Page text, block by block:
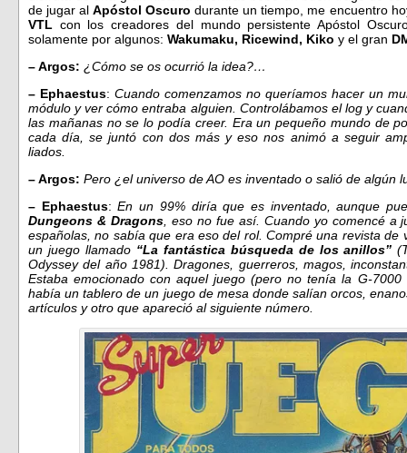
de jugar alApóstol Oscuro durante un tiempo, me encuentro
VTL con los creadores del mundo persistente Apóstol
solamente por algunos: Wakumaku, Ricewind, Kiko y el gran
– Argos: ¿Cómo se os ocurrió la idea?…
– Ephaestus: Cuando comenzamos no queríamos hacer un
módulo y ver cómo entraba alguien. Controlábamos el log y
las mañanas no se lo podía creer. Era un pequeño mundo de
cada día, se juntó con dos más y eso nos animó a seguir
liados.
– Argos: Pero ¿el universo de AO es inventado o salió de algún
– Ephaestus:En un 99% diría que es inventado, aunque
Dungeons & Dragons, eso no fue así. Cuando yo comencé a
españolas, no sabía que era eso del rol. Compré una revista de
un juego llamado “La fantástica búsqueda de los anillos”
Odyssey del año 1981). Dragones, guerreros, magos,
Estaba emocionado con aquel juego (pero no tenía la G-
había un tablero de un juego de mesa donde salían orcos,
artículos y otro que apareció al siguiente número.